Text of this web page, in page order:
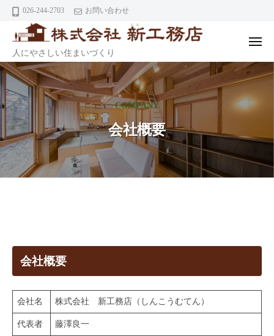
ツ
へ
ス
キ
ッ
プ
026-244-2703 お問い合わせ
株
式
会
社
新
工
務
人にやさしい住まいづくり
メ
ュ
ー
COMPANY
会社概要
社
概
要
2022
年
会社概要
会社名 株式会社 新工務店（しんこうむてん）
代表者 藤澤良一
株
会
社
新
工
務
店